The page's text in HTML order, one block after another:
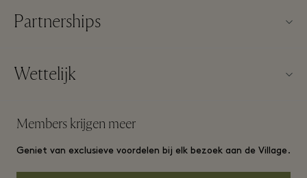
Over Maasmechelen Village
Carrières
Download app
Partnerships
Een partner worden
Hotels en lokale attracties
Wettelijk
Algemene voorwaarden lidmaatschap
Members krijgen meer
Geniet van exclusieve voordelen bij elk bezoek aan de Village.